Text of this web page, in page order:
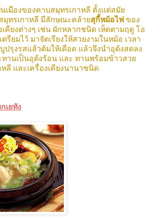
เมืองของคาบสมุทรเกาหลี ตั้งแต่สมัย
มุทรเกาหลี มีลักษณะคล้ายสุกี้หม้อไฟ ของ
คียงต่างๆ เช่น ผักหลากชนิด เห็ดตามฤดู โอ
ตรียมไว้ มาจัดเรียงให้สวยงามในหม้อ เวลา
ปรุงรสแล้วต้มให้เดือด แล้วจึงนำอุด้งสดลง
านเป็นอุด้งร้อน และ ทานพร้อมข้าวสวย
ลี และเครื่องเคียงนานาชนิด
เยทัง